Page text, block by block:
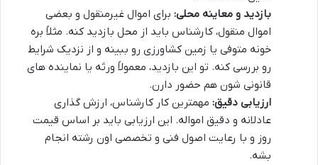
بازدید و معاینه محلی: برای اموال غیرمنقول و بعضی
اموال منقول، کارشناس باید از محل بازدید کنه. مثلاً بره
خونه متوفی یا زمین کشاورزی رو ببینه و از نزدیک شرایط
رو بررسی کنه. تو این بازدید، معمولاً ورثه یا نماینده های
قانونی شون هم حضور دارن.
ارزیابی دقیق: مهمترین کار کارشناس، ارزش گذاری
عادلانه و دقیق امواله. این ارزیابی باید بر اساس قیمت
روز و با رعایت اصول فنی و تخصصی اون رشته انجام
بشه.